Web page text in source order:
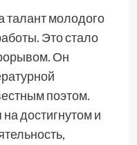
талант молодого
Это стало
Он
поэтом.
достигнутом и